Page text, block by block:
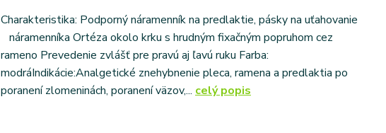
Charakteristika: Podporný náramenník na predlaktie, pásky na uťahovanie
náramenníka Ortéza okolo krku s hrudným fixačným popruhom cez
rameno Prevedenie zvlášť pre pravú aj ľavú ruku Farba:
modráIndikácie:Analgetické znehybnenie pleca, ramena a predlaktia po
poranení zlomeninách, poranení väzov,... celý popis